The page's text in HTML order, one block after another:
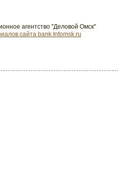
агентство "Деловой Омск"
сайта bank.Infomsk.ru